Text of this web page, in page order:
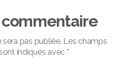
commentaire
pas publiée. Les champs
indiqués avec *